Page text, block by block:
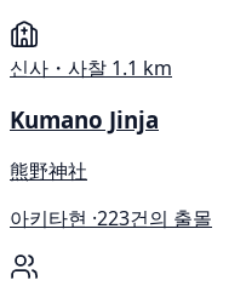
신사・사찰 1.1 km
Kumano Jinja
熊野神社
아키타현 ·223건의 출몰